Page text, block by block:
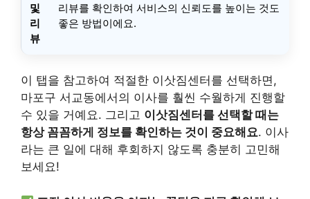
및
리
뷰
리뷰를 확인하여 서비스의 신뢰도를 높이는 것도
좋은 방법이에요.
이 탭을 참고하여 적절한 이삿짐센터를 선택하면,
마포구 서교동에서의 이사를 훨씬 수월하게 진행할
수 있을 거예요. 그리고 이삿짐센터를 선택할 때는
항상 꼼꼼하게 정보를 확인하는 것이 중요해요. 이사
라는 큰 일에 대해 후회하지 않도록 충분히 고민해
보세요!